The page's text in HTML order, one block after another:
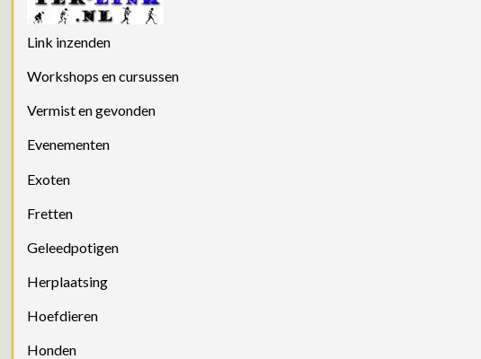
Link inzenden
Workshops en cursussen
Vermist en gevonden
Evenementen
Exoten
Fretten
Geleedpotigen
Herplaatsing
Hoefdieren
Honden